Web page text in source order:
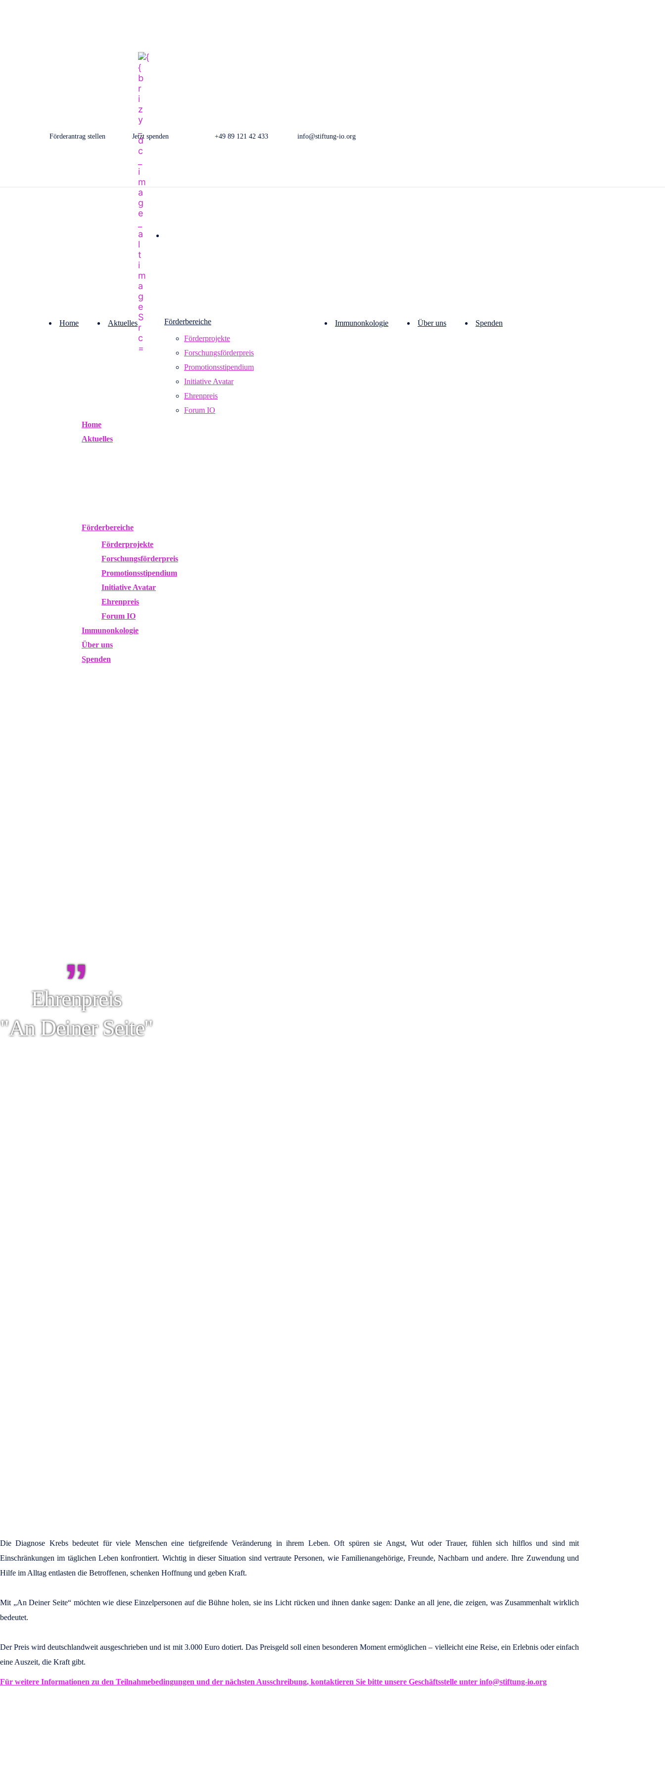
Förderantrag stellen Jetzt spenden +49 89 121 42 433 info@stiftung-io.org
Home Aktuelles
Förderbereiche
Förderprojekte
Forschungsförderpreis
Promotionsstipendium
Initiative Avatar
Ehrenpreis
Forum IO
Immunonkologie Über uns Spenden
Home
Aktuelles
Förderbereiche
Förderprojekte
Forschungsförderpreis
Promotionsstipendium
Initiative Avatar
Ehrenpreis
Forum IO
Immunonkologie
Über uns
Spenden
”
Ehrenpreis
"An Deiner Seite"
Die Diagnose Krebs bedeutet für viele Menschen eine tiefgreifende Veränderung in ihrem Leben. Oft spüren sie Angst, Wut oder Trauer, fühlen sich hilflos und sind mit
Einschränkungen im täglichen Leben konfrontiert. Wichtig in dieser Situation sind vertraute Personen, wie Familienangehörige, Freunde, Nachbarn und andere. Ihre Zuwendung und
Hilfe im Alltag entlasten die Betroffenen, schenken Hoffnung und geben Kraft.
Mit „An Deiner Seite“ möchten wie diese Einzelpersonen auf die Bühne holen, sie ins Licht rücken und ihnen danke sagen: Danke an all jene, die zeigen, was Zusammenhalt wirklich
bedeutet.
Der Preis wird deutschlandweit ausgeschrieben undist mit 3.000 Euro dotiert. Das Preisgeld soll einen besonderen Moment ermöglichen – vielleicht eine Reise, ein Erlebnis oder einfach
eine Auszeit, die Kraft gibt.
Für weitere Informationen zu den Teilnahmebedingungen und der nächsten Ausschreibung, kontaktieren Sie bitte unsere Geschäftsstelle unter info@stiftung-io.org